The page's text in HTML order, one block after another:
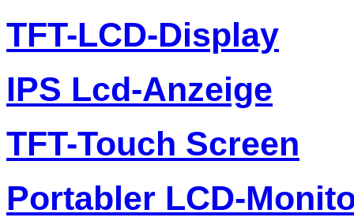
TFT-LCD-Display
IPS Lcd-Anzeige
TFT-Touch Screen
Portabler LCD-